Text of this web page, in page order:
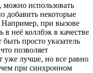
использовать
добавить некоторые
Например, при вызове
неё коллбэк в качестве
просто указатель
позволяет
уже лучше, но все равно
при синхронном